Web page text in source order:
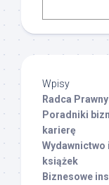
Wpisy
Radca
Poradniki
karierę
książek
Biznesowe